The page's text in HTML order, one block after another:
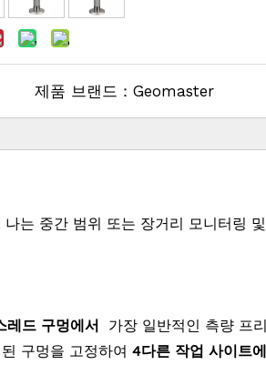
제품 브랜드： Geomaster
나는 중간 범위 또는 장거리 모니터링
드 구멍에서 가장 일반적인 측량 프
구멍을 고정하여 4다른 작업 사이트